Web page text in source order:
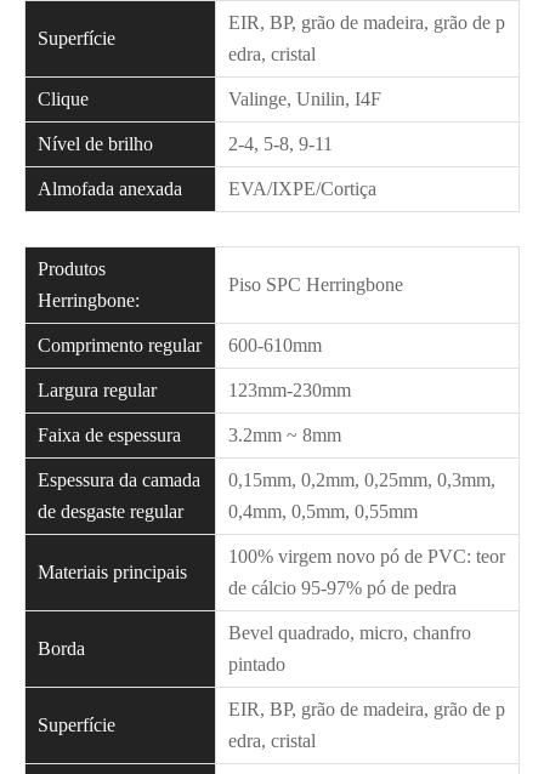
Superfície
EIR, BP, grão de madeira, grão de p
edra, cristal
Clique Valinge, Unilin, I4F
Nível de brilho 2-4, 5-8, 9-11
Almofada anexada EVA/IXPE/Cortiça
Produtos
Herringbone:
Piso SPC Herringbone
Comprimento regular 600-610mm
Largura regular 123mm-230mm
Faixa de espessura 3.2mm ~ 8mm
Espessura da camada
de desgaste regular
0,15mm, 0,2mm, 0,25mm, 0,3mm,
0,4mm, 0,5mm, 0,55mm
Materiais principais
100% virgem novo pó de PVC: teor
de cálcio 95-97% pó de pedra
Borda
Bevel quadrado, micro, chanfro
pintado
Superfície
EIR, BP, grão de madeira, grão de p
edra, cristal